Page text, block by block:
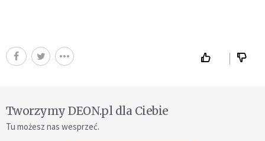
Tworzymy DEON.pl dla Ciebie
Tu możesz nas wesprzeć.